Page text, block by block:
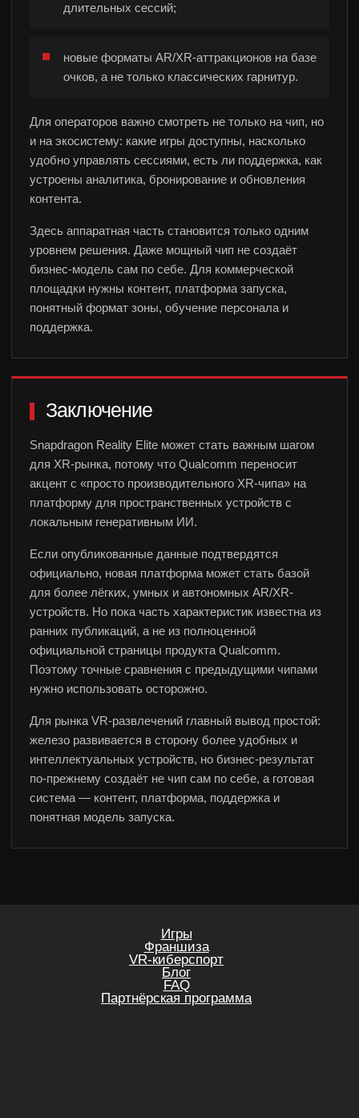
длительных сессий;
новые форматы AR/XR-аттракционов на базе
очков, а не только классических гарнитур.
Для операторов важно смотреть не только на чип, но
и на экосистему: какие игры доступны, насколько
удобно управлять сессиями, есть ли поддержка, как
устроены аналитика, бронирование и обновления
контента.
Здесь аппаратная часть становится только одним
уровнем решения. Даже мощный чип не создаёт
бизнес-модель сам по себе. Для коммерческой
площадки нужны контент, платформа запуска,
понятный формат зоны, обучение персонала и
поддержка.
Заключение
Snapdragon Reality Elite может стать важным шагом
для XR-рынка, потому что Qualcomm переносит
акцент с «просто производительного XR-чипа» на
платформу для пространственных устройств с
локальным генеративным ИИ.
Если опубликованные данные подтвердятся
официально, новая платформа может стать базой
для более лёгких, умных и автономных AR/XR-
устройств. Но пока часть характеристик известна из
ранних публикаций, а не из полноценной
официальной страницы продукта Qualcomm.
Поэтому точные сравнения с предыдущими чипами
нужно использовать осторожно.
Для рынка VR-развлечений главный вывод простой:
железо развивается в сторону более удобных и
интеллектуальных устройств, но бизнес-результат
по-прежнему создаёт не чип сам по себе, а готовая
система — контент, платформа, поддержка и
понятная модель запуска.